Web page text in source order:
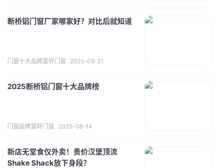
断桥铝门窗厂家哪家好？对比后就知道
门窗十大品牌富轩门窗 2025-09-21
2025断桥铝门窗十大品牌榜
门窗品牌富轩门窗 2025-08-14
新店无堂食仅外卖！贵价汉堡顶流
Shake Shack放下身段？